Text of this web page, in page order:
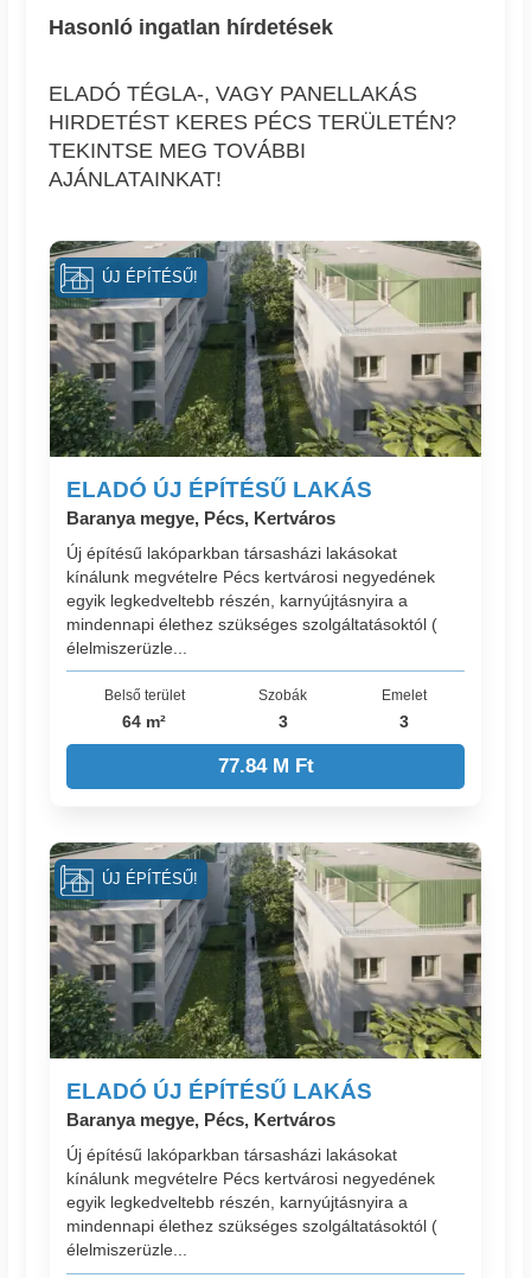
Hasonló ingatlan hírdetések
ELADÓ TÉGLA-, VAGY PANELLAKÁS
HIRDETÉST KERES PÉCS TERÜLETÉN?
TEKINTSE MEG TOVÁBBI
AJÁNLATAINKAT!
ELADÓ ÚJ ÉPÍTÉSŰ LAKÁS
Baranya megye, Pécs, Kertváros
Új építésű lakóparkban társasházi lakásokat
kínálunk megvételre Pécs kertvárosi negyedének
egyik legkedveltebb részén, karnyújtásnyira a
mindennapi élethez szükséges szolgáltatásoktól (
élelmiszerüzle...
Belső terület
64 m²
Szobák
3
Emelet
3
77.84 M Ft
ÚJ ÉPÍTÉSŰ!
ELADÓ ÚJ ÉPÍTÉSŰ LAKÁS
Baranya megye, Pécs, Kertváros
Új építésű lakóparkban társasházi lakásokat
kínálunk megvételre Pécs kertvárosi negyedének
egyik legkedveltebb részén, karnyújtásnyira a
mindennapi élethez szükséges szolgáltatásoktól (
élelmiszerüzle...
ÚJ ÉPÍTÉSŰ!